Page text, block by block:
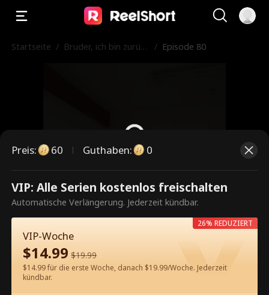
Startseite / Bruder, ich bin zurüc
/ Episode 80
Dies ist eine kostenpflichtige
Episode. Bitte entsperren, um
60 Jetzt entsperren
Preis: 60 Guthaben: 0
VIP: Alle Serien kostenlos freischalten
Automatische Verlängerung. Jederzeit kündbar.
VIP-Woche
$14.99 $19.99
$14.99 für die erste Woche, danach $19.99/Woche. Jederzeit
kündbar.
26% REDUZIERT